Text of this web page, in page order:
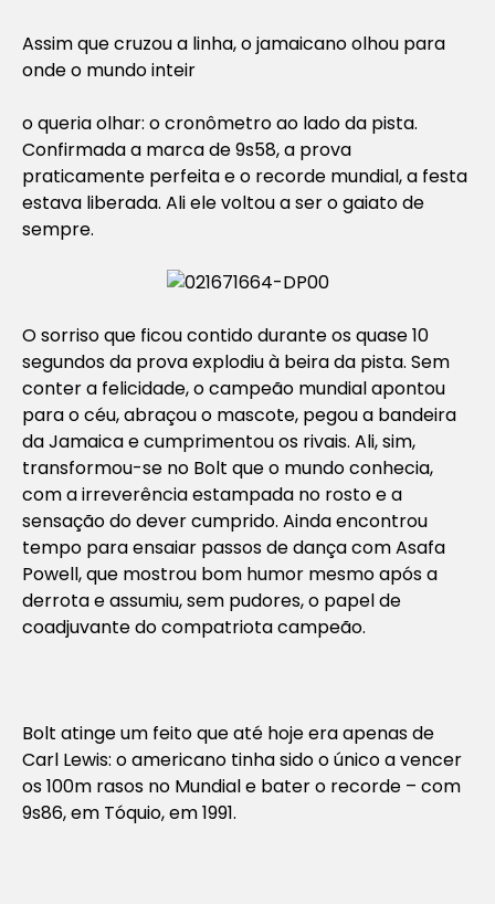
Assim que cruzou a linha, o jamaicano olhou para
onde o mundo inteir
o queria olhar: o cronômetro ao lado da pista.
Confirmada a marca de 9s58, a prova
praticamente perfeita e o recorde mundial, a festa
estava liberada. Ali ele voltou a ser o gaiato de
sempre.
O sorriso que ficou contido durante os quase 10
segundos da prova explodiu à beira da pista. Sem
conter a felicidade, o campeão mundial apontou
para o céu, abraçou o mascote, pegou a bandeira
da Jamaica e cumprimentou os rivais. Ali, sim,
transformou-se no Bolt que o mundo conhecia,
com a irreverência estampada no rosto e a
sensação do dever cumprido. Ainda encontrou
tempo para ensaiar passos de dança com Asafa
Powell, que mostrou bom humor mesmo após a
derrota e assumiu, sem pudores, o papel de
coadjuvante do compatriota campeão.
Bolt atinge um feito que até hoje era apenas de
Carl Lewis: o americano tinha sido o único a vencer
os 100m rasos no Mundial e bater o recorde – com
9s86, em Tóquio, em 1991.